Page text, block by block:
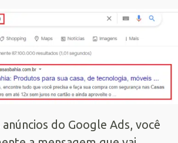
do Google Ads, você